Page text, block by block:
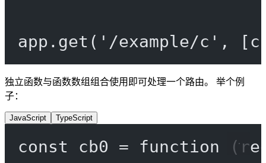
app. get ( '/example/c' ,
独立函数与函数数组组合使用即可处理一个路由。 举个例
子：
JavaScript TypeScript
const cb0 = function (